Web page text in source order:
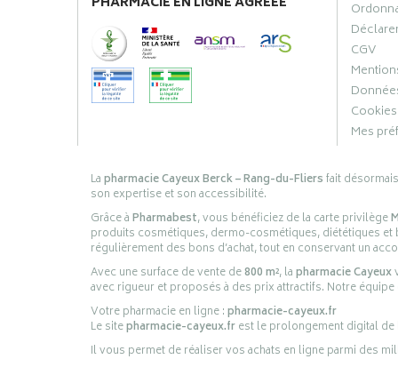
CGV
Cookies
Mes
Lapharmacie Cayeux Berck – Rang-du-Fliersfait
son expertise et son accessibilité.
Grâce àPharmabest, vous bénéficiez de la carte privilège
produits cosmétiques, dermo-cosmétiques, diététiques
régulièrement des bons d’achat, tout en conservant un
Avec une surface de vente de800 m², lapharmacie Cayeux
avec rigueur et proposés à des prix attractifs. Notre
Votre pharmacie en ligne :pharmacie-cayeux.fr
Le sitepharmacie-cayeux.frest le prolongement digital de
Il vous permet de réaliser vos achats en ligne parmi des